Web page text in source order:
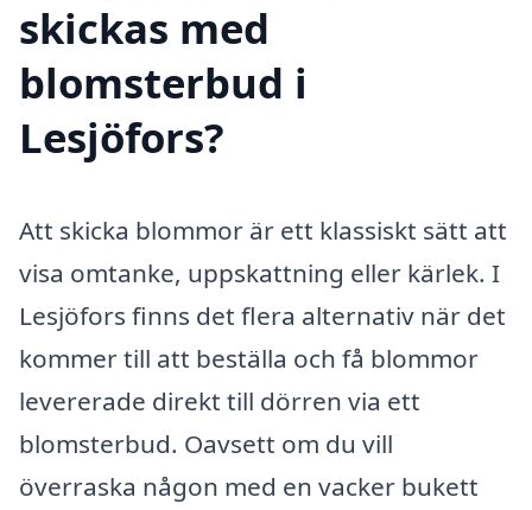
skickas med
blomsterbud i
Lesjöfors?
Att skicka blommor är ett klassiskt sätt att
visa omtanke, uppskattning eller kärlek. I
Lesjöfors finns det flera alternativ när det
kommer till att beställa och få blommor
levererade direkt till dörren via ett
blomsterbud. Oavsett om du vill
överraska någon med en vacker bukett